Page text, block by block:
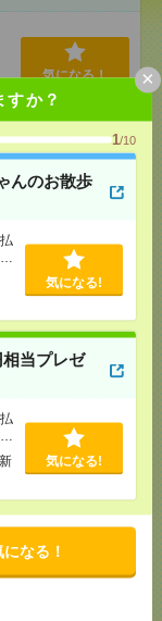
すか？
1/10
んのお散歩
気になる!
当プレゼ
気になる!
なる！
×
気になる！
ゼント】生
気になる！
＊イベント
ト]
気になる！
マスコミ企